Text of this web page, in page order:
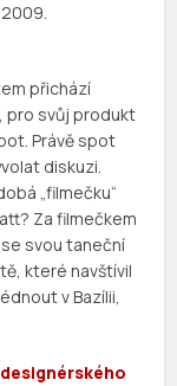
přichází
pro svůj produkt
Právě spot
diskuzi.
„filmečku“
Za filmečkem
svou taneční
které navštívil
v Bazílii,